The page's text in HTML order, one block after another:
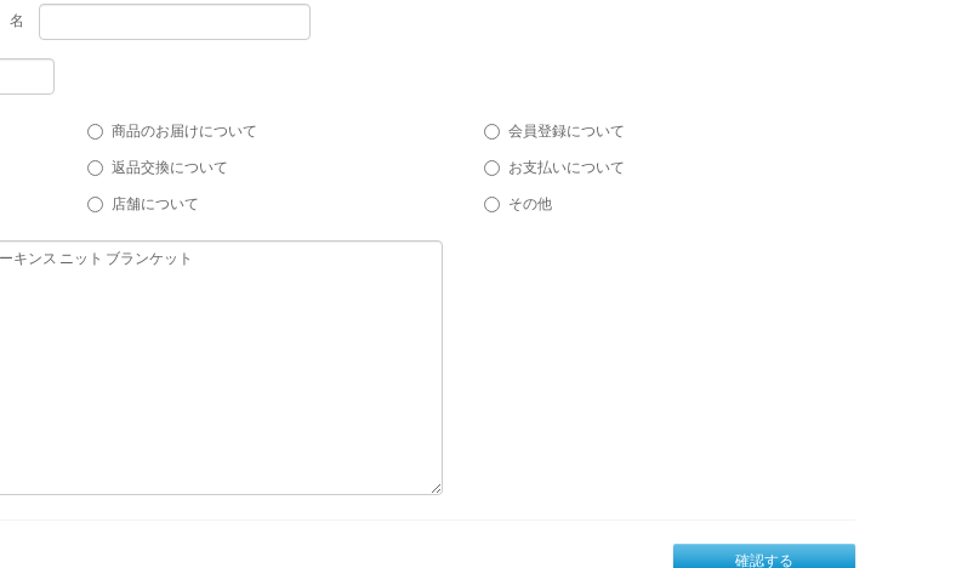
名
商品のお届けについて
会員登録について
返品交換について
お支払いについて
店舗について その他
確認する